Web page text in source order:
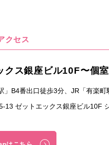
クセス
クス銀座ビル10F〜個
」B4番出口徒歩3分、JR「有楽
13 ゼットエックス銀座ビル10F